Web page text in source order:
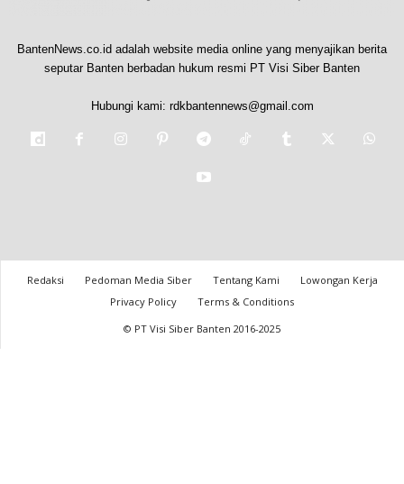
BantenNews.co.id adalah website media online yang menyajikan berita
seputar Banten berbadan hukum resmi PT Visi Siber Banten
Hubungi kami: rdkbantennews@gmail.com
Redaksi Pedoman Media Siber Tentang Kami
Lowongan Kerja
Privacy Policy
Terms & Conditions
© PT Visi Siber Banten 2016-2025